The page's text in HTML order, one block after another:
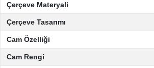
Çerçeve Materyali
Çerçeve Tasarımı
Cam Özelliği
Cam Rengi